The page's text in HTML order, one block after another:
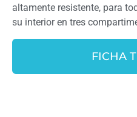
altamente resistente, para
su interior en tres
FICHA